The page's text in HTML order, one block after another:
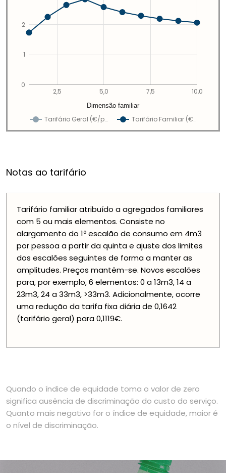
Tarifário Geral (€/p… Tarifário Familiar (€…
2,5 5,0 7,5 10,0
0
1
2
Dimensão familiar
Notas ao tarifário
Tarifário familiar atribuído a agregados familiares
com 5 ou mais elementos. Consiste no
alargamento do 1º escalão de consumo em 4m3
por pessoa a partir da quinta e ajuste dos limites
dos escalões seguintes de forma a manter as
amplitudes. Preços mantêm-se. Novos escalões
para, por exemplo, 6 elementos: 0 a 13m3, 14 a
23m3, 24 a 33m3, >33m3. Adicionalmente, ocorre
uma redução da tarifa fixa diária de 0,1642
(tarifário geral) para 0,1119€.
Quando o índice de equidade toma o valor de zero
significa ausência de discriminação do custo do serviço.
Quanto mais negativo for o índice de equidade, maior é
o nível de discriminação.